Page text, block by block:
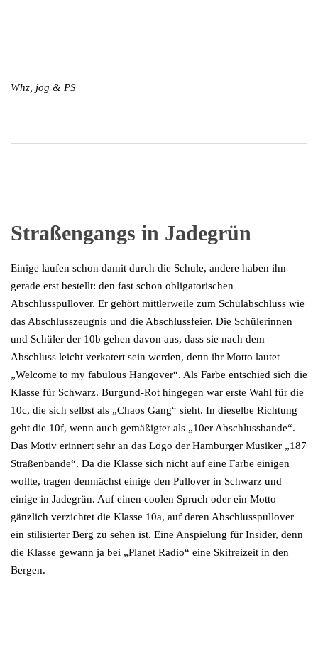
Whz, jog & PS
Straßengangs in Jadegrün
Einige laufen schon damit durch die Schule, andere haben ihn
gerade erst bestellt: den fast schon obligatorischen
Abschlusspullover. Er gehört mittlerweile zum Schulabschluss wie
das Abschlusszeugnis und die Abschlussfeier. Die Schülerinnen
und Schüler der 10b gehen davon aus, dass sie nach dem
Abschluss leicht verkatert sein werden, denn ihr Motto lautet
„Welcome to my fabulous Hangover“. Als Farbe entschied sich die
Klasse für Schwarz. Burgund-Rot hingegen war erste Wahl für die
10c, die sich selbst als „Chaos Gang“ sieht. In dieselbe Richtung
geht die 10f, wenn auch gemäßigter als „10er Abschlussbande“.
Das Motiv erinnert sehr an das Logo der Hamburger Musiker „187
Straßenbande“. Da die Klasse sich nicht auf eine Farbe einigen
wollte, tragen demnächst einige den Pullover in Schwarz und
einige in Jadegrün. Auf einen coolen Spruch oder ein Motto
gänzlich verzichtet die Klasse 10a, auf deren Abschlusspullover
ein stilisierter Berg zu sehen ist. Eine Anspielung für Insider, denn
die Klasse gewann ja bei „Planet Radio“ eine Skifreizeit in den
Bergen.